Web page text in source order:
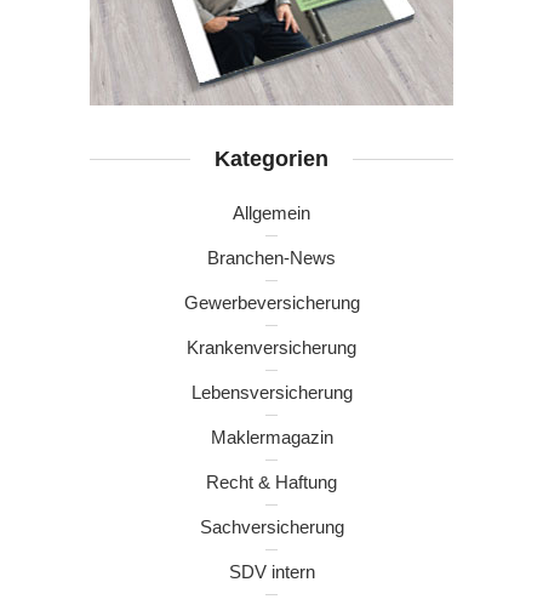
Kategorien
Allgemein
Branchen-News
Gewerbeversicherung
Krankenversicherung
Lebensversicherung
Maklermagazin
Recht & Haftung
Sachversicherung
SDV intern